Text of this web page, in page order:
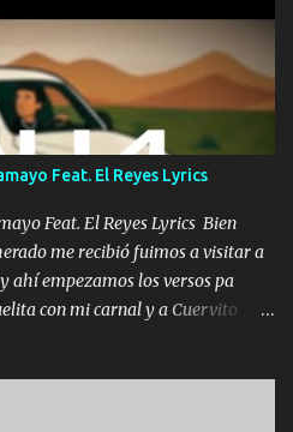
Y sus guitarras ya van sonando
el vuelo y la mente y
trago Y así es como empezamos
A vido alta y bajas La carreta
Ya me han pasado cosas Y
la vida es muy corta Hay que
porque nada es...
Feat. El Reyes Lyrics
Feat. El Reyes Lyrics Bien
me recibió fuimos a visitar a
ahí empezamos los versos pa
con mi carnal y a Cuervito